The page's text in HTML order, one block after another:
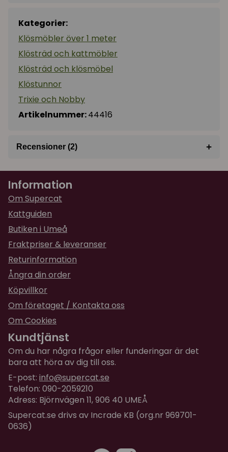
Kategorier:
Klösmöbler över 1 meter
Klösträd och kattmöbler
Klösträd och klösmöbel
Klöstunnor
Trixie och Nobby
Artikelnummer:44416
Recensioner (2) +
Ida
för 1 år sedan
★★★★★
Mycket fin och stabil klösmöbel!
Yvonne
för 2 år sedan
Fin och stabil klösmöbel
Information
Om Supercat
Kattguiden
Butiken i Umeå
Fraktpriser & leveranser
Returinformation
Ångra din order
Köpvillkor
Om företaget / Kontakta oss
Om Cookies
Kundtjänst
Om du har några frågor eller funderingar är det
bara att höra av dig till oss.
E-post: info@supercat.se
Telefon: 090-2059210
Adress: Björnvägen 11, 906 40 UMEÅ
Supercat.se drivs av Incrade KB (org.nr 969701-
0636)